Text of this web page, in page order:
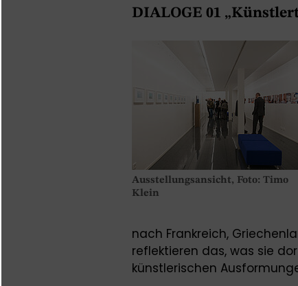
DIALOGE 01
Ausstellungsansicht, Foto: Timo
Klein
nach Frankreich,
reflektieren das, was sie
künstlerischen